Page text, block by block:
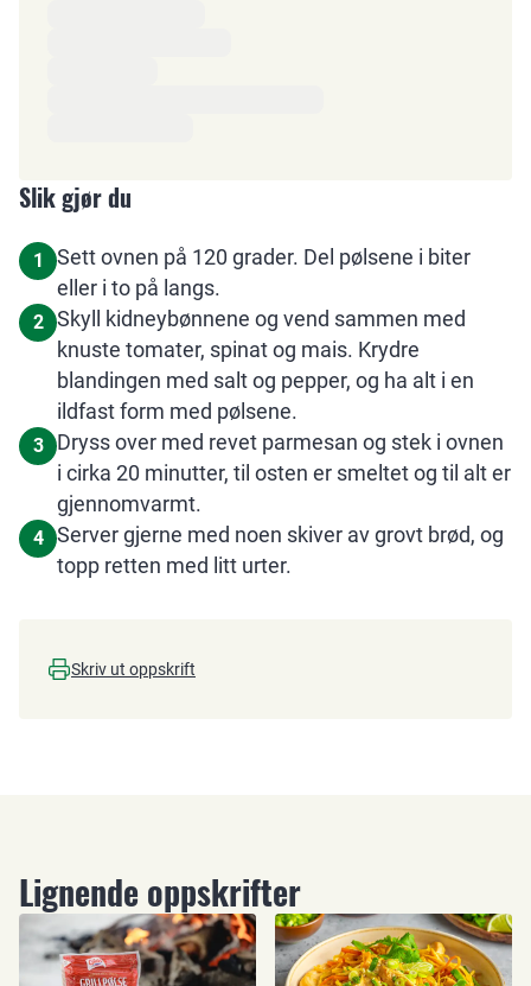
Slik gjør du
1
Sett ovnen på 120 grader. Del pølsene i biter
eller i to på langs.
2
Skyll kidneybønnene og vend sammen med
knuste tomater, spinat og mais. Krydre
blandingen med salt og pepper, og ha alt i en
ildfast form med pølsene.
3
Dryss over med revet parmesan og stek i ovnen
i cirka 20 minutter, til osten er smeltet og til alt er
gjennomvarmt.
4
Server gjerne med noen skiver av grovt brød, og
topp retten med litt urter.
Skriv ut oppskrift
Lignende oppskrifter